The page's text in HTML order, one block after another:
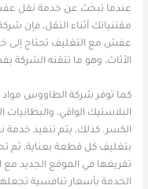
عندما تبحث عن خدمة نقل
مقتنياتك أثناء النقل، فإن
عفش مع التغليف تحتاج إلى
الأثاث، وهو ما تتقنه
كما توفر شركة الطاووس مواد
البلاستيك الواقي،
الكسر. كذلك، يتم تنفيذ
بتغليف كل قطعة بعناية، ثم
تفريغها في الموقع الجديد مع
الخدمة بأسعار تنافسية